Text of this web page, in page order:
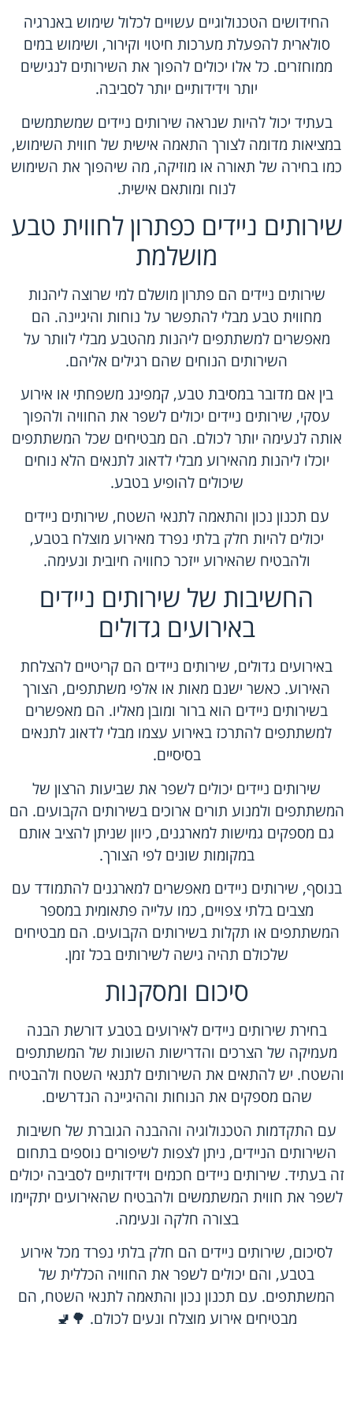
החידושים הטכנולוגיים עשויים לכלול שימוש באנרגיה
סולארית להפעלת מערכות חיטוי וקירור, ושימוש במים
ממוחזרים. כל אלו יכולים להפוך את השירותים לנגישים
יותר וידידותיים יותר לסביבה.
בעתיד יכול להיות שנראה שירותים ניידים שמשתמשים
במציאות מדומה לצורך התאמה אישית של חווית השימוש,
כמו בחירה של תאורה או מוזיקה, מה שיהפוך את השימוש
לנוח ומותאם אישית.
שירותים ניידים כפתרון לחווית טבע
מושלמת
שירותים ניידים הם פתרון מושלם למי שרוצה ליהנות
מחווית טבע מבלי להתפשר על נוחות והיגיינה. הם
מאפשרים למשתתפים ליהנות מהטבע מבלי לוותר על
השירותים הנוחים שהם רגילים אליהם.
בין אם מדובר במסיבת טבע, קמפינג משפחתי או אירוע
עסקי, שירותים ניידים יכולים לשפר את החוויה ולהפוך
אותה לנעימה יותר לכולם. הם מבטיחים שכל המשתתפים
יוכלו ליהנות מהאירוע מבלי לדאוג לתנאים הלא נוחים
שיכולים להופיע בטבע.
עם תכנון נכון והתאמה לתנאי השטח, שירותים ניידים
יכולים להיות חלק בלתי נפרד מאירוע מוצלח בטבע,
ולהבטיח שהאירוע ייזכר כחוויה חיובית ונעימה.
החשיבות של שירותים ניידים
באירועים גדולים
באירועים גדולים, שירותים ניידים הם קריטיים להצלחת
האירוע. כאשר ישנם מאות או אלפי משתתפים, הצורך
בשירותים ניידים הוא ברור ומובן מאליו. הם מאפשרים
למשתתפים להתרכז באירוע עצמו מבלי לדאוג לתנאים
בסיסיים.
שירותים ניידים יכולים לשפר את שביעות הרצון של
המשתתפים ולמנוע תורים ארוכים בשירותים הקבועים. הם
גם מספקים גמישות למארגנים, כיוון שניתן להציב אותם
במקומות שונים לפי הצורך.
בנוסף, שירותים ניידים מאפשרים למארגנים להתמודד עם
מצבים בלתי צפויים, כמו עלייה פתאומית במספר
המשתתפים או תקלות בשירותים הקבועים. הם מבטיחים
שלכולם תהיה גישה לשירותים בכל זמן.
סיכום ומסקנות
בחירת שירותים ניידים לאירועים בטבע דורשת הבנה
מעמיקה של הצרכים והדרישות השונות של המשתתפים
והשטח. יש להתאים את השירותים לתנאי השטח ולהבטיח
שהם מספקים את הנוחות וההיגיינה הנדרשים.
עם התקדמות הטכנולוגיה וההבנה הגוברת של חשיבות
השירותים הניידים, ניתן לצפות לשיפורים נוספים בתחום
זה בעתיד. שירותים ניידים חכמים וידידותיים לסביבה יכולים
לשפר את חווית המשתמשים ולהבטיח שהאירועים יתקיימו
בצורה חלקה ונעימה.
לסיכום, שירותים ניידים הם חלק בלתי נפרד מכל אירוע
בטבע, והם יכולים לשפר את החוויה הכללית של
המשתתפים. עם תכנון נכון והתאמה לתנאי השטח, הם
מבטיחים אירוע מוצלח ונעים לכולם. 🌳🚽